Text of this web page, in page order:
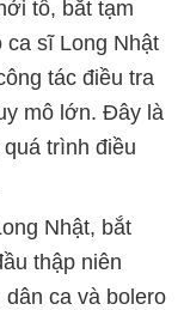
tố, bắt tạm
ca sĩ Long Nhật
tác điều tra
mô lớn. Đây là
trình điều
Nhật, bắt
thập niên
ca và bolero